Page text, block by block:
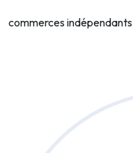
commerces indépendants